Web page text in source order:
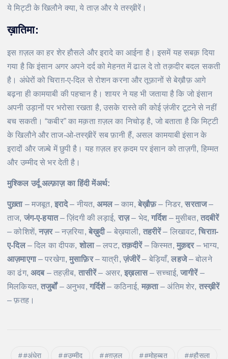
ये मिट्टी के खिलौने क्या, ये ताज़ और ये तस्ख़ीरें।
ख़ातिमा:
इस ग़ज़ल का हर शेर हौसले और इरादे का आईना है। इसमें यह सबक़ दिया
गया है कि इंसान अगर अपने दर्द को मेहनत में ढाल दे तो तक़दीर बदल सकती
है। अंधेरों को चिराग़-ए-दिल से रोशन करना और तूफ़ानों से बेख़ौफ़ आगे
बढ़ना ही कामयाबी की पहचान है। शायर ने यह भी जताया है कि जो इंसान
अपनी उड़ानों पर भरोसा रखता है, उसके रास्ते की कोई ज़ंजीर टूटने से नहीं
बच सकती। “कबीर” का मक़ता ग़ज़ल का निचोड़ है, जो बताता है कि मिट्टी
के खिलौने और ताज-ओ-तस्ख़ीरें सब फ़ानी हैं, असल कामयाबी इंसान के
इरादों और जज़्बे में छुपी है। यह ग़ज़ल हर क़दम पर इंसान को ताज़गी, हिम्मत
और उम्मीद से भर देती है।
मुश्किल उर्दू अल्फ़ाज़ का हिंदी मेंअर्थ:
पुख़्ता– मजबूत, इरादे– नीयत,अमल– काम, बेख़ौफ़– निडर,सरताज–
ताज, जंग-ए-हयात– ज़िंदगी की लड़ाई, राज़– भेद,गर्दिश– मुसीबत, तदबीरें
– कोशिशें,नज़र– नज़रिया, बेख़ुदी– बेख़याली, तहरीरें– लिखावट,चिराग़-
ए-दिल– दिल का दीपक, शोला– लपट, तक़दीरें– किस्मत, मुक़द्दर– भाग्य,
आज़माएगा– परखेगा,मुसाफ़िर– यात्री, ज़ंजीरें– बेड़ियाँ,लहजे– बोलने
का ढंग, अदब– तहज़ीब, तासीरें– असर,इख़लास– सच्चाई,जागीरें–
मिलकियत,तजुर्बों– अनुभव, गर्दिशें– कठिनाई, मक़ता– अंतिम शेर, तस्ख़ीरें
– फ़तह।
#अंधेरा #उम्मीद #ग़ज़ल #मोहब्बत #हौसला